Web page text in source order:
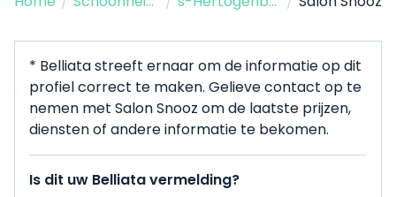
* Belliata streeft ernaar om de informatie op dit
profiel correct te maken. Gelieve contact op te
nemen met Salon Snooz om de laatste prijzen,
diensten of andere informatie te bekomen.
Is dit uw Belliata vermelding?